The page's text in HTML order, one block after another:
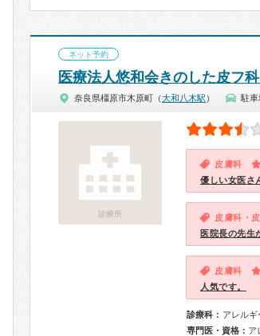
ネット予約
医療法人悠和会きのした皮フ
奈良県橿原市木原町（大和八木駅 ） 駐車
診療所
皮膚科
優しい女医さ
皮膚科・
医院長の先生
皮膚科
人気です。
診療科： アレル
専門医・資格： ア